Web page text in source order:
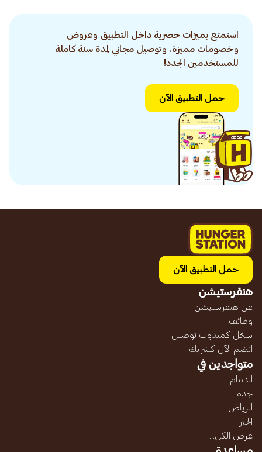
استمتع بميزات حصرية داخل التطبيق وعروض
وخصومات مميزة. وتوصيل مجاني لمدة سنة كاملة
للمستخدمين الجدد!
حمل التطبيق الآن
حمل التطبيق الآن
هنقرستيشن
عن هنقرستيشن
وظائف
سجّل كمندوب توصيل
انضم الآن كشريك
متواجدين في
الدمام
جده
الرياض
الخبر
عرض الكل...